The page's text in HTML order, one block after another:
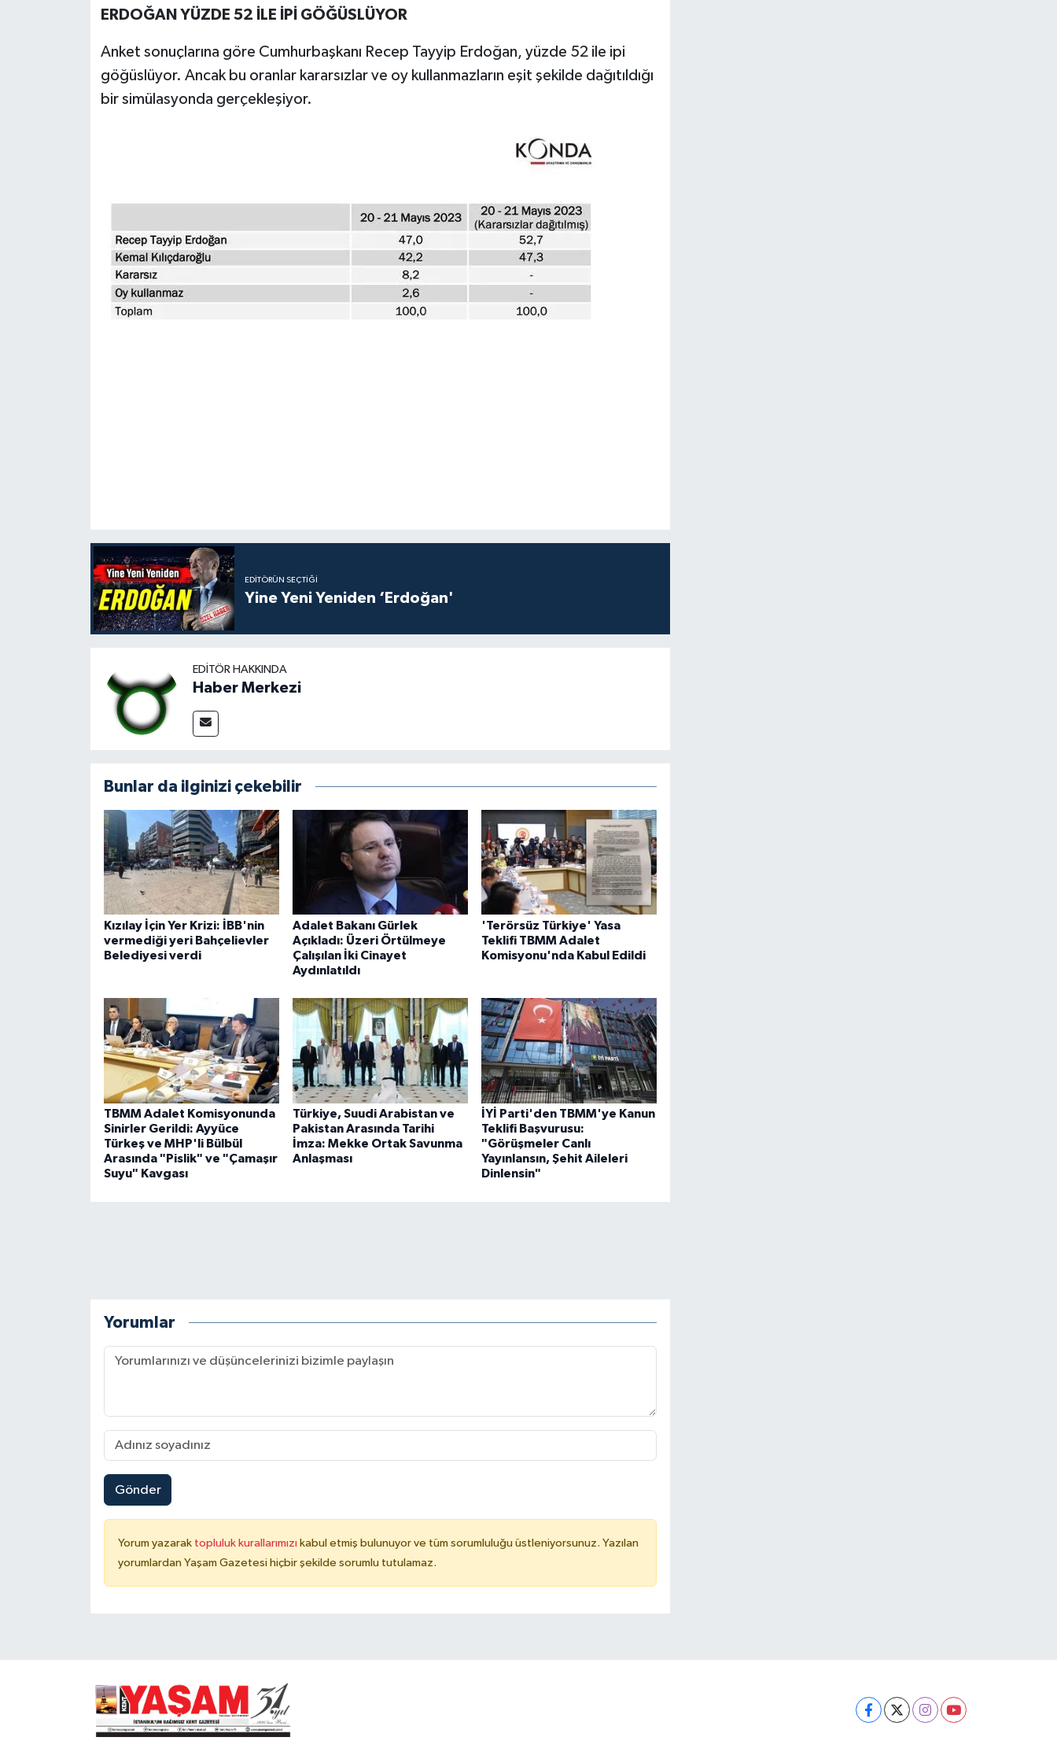
ERDOĞAN YÜZDE 52 İLE İPİ GÖĞÜSLÜYOR
Anket sonuçlarına göre Cumhurbaşkanı Recep Tayyip Erdoğan, yüzde 52 ile ipi
göğüslüyor. Ancak bu oranlar kararsızlar ve oy kullanmazların eşit şekilde dağıtıldığı
bir simülasyonda gerçekleşiyor.
EDITÖRÜN SEÇTIĞI
Yine Yeni Yeniden ‘Erdoğan'
EDITÖR HAKKINDA
Haber Merkezi
Bunlar da ilginizi çekebilir
Kızılay İçin Yer Krizi: İBB'nin
vermediği yeri Bahçelievler
Belediyesi verdi
Adalet Bakanı Gürlek
Açıkladı: Üzeri Örtülmeye
Çalışılan İki Cinayet
Aydınlatıldı
'Terörsüz Türkiye' Yasa
Teklifi TBMM Adalet
Komisyonu'nda Kabul Edildi
TBMM Adalet Komisyonunda
Sinirler Gerildi: Ayyüce
Türkeş ve MHP'li Bülbül
Arasında "Pislik" ve "Çamaşır
Suyu" Kavgası
Türkiye, Suudi Arabistan ve
Pakistan Arasında Tarihi
İmza: Mekke Ortak Savunma
Anlaşması
İYİ Parti'den TBMM'ye Kanun
Teklifi Başvurusu:
"Görüşmeler Canlı
Yayınlansın, Şehit Aileleri
Dinlensin"
Yorumlar
Gönder
Yorum yazarak topluluk kurallarımızı kabul etmiş bulunuyor ve tüm sorumluluğu üstleniyorsunuz. Yazılan
yorumlardan Yaşam Gazetesi hiçbir şekilde sorumlu tutulamaz.